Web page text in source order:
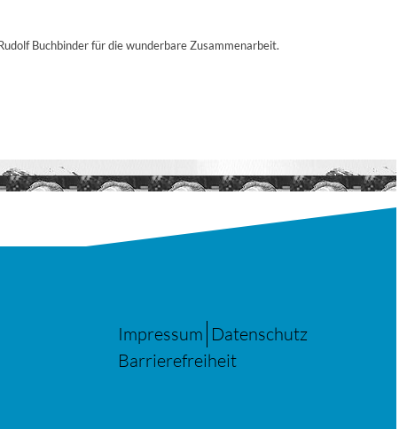
Buchbinder für die wunderbare Zusammenarbeit.
Impressum Datenschutz
Barrierefreiheit